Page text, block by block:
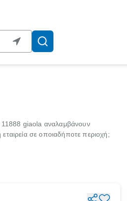
11888 giaola αναλαμβάνουν
σε οποιαδήποτε περιοχή;